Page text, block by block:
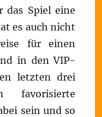
das Spiel eine
es auch nicht
für einen
in den VIP-
letzten drei
favorisierte
sein und so